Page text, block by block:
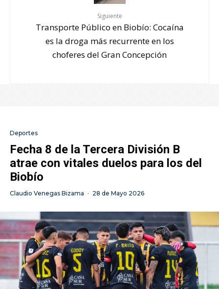
Siguiente
Transporte Público en Biobío: Cocaína
es la droga más recurrente en los
choferes del Gran Concepción
Deportes
Fecha 8 de la Tercera División B
atrae con vitales duelos para los del
Biobío
Claudio Venegas Bizama · 28 de Mayo 2026